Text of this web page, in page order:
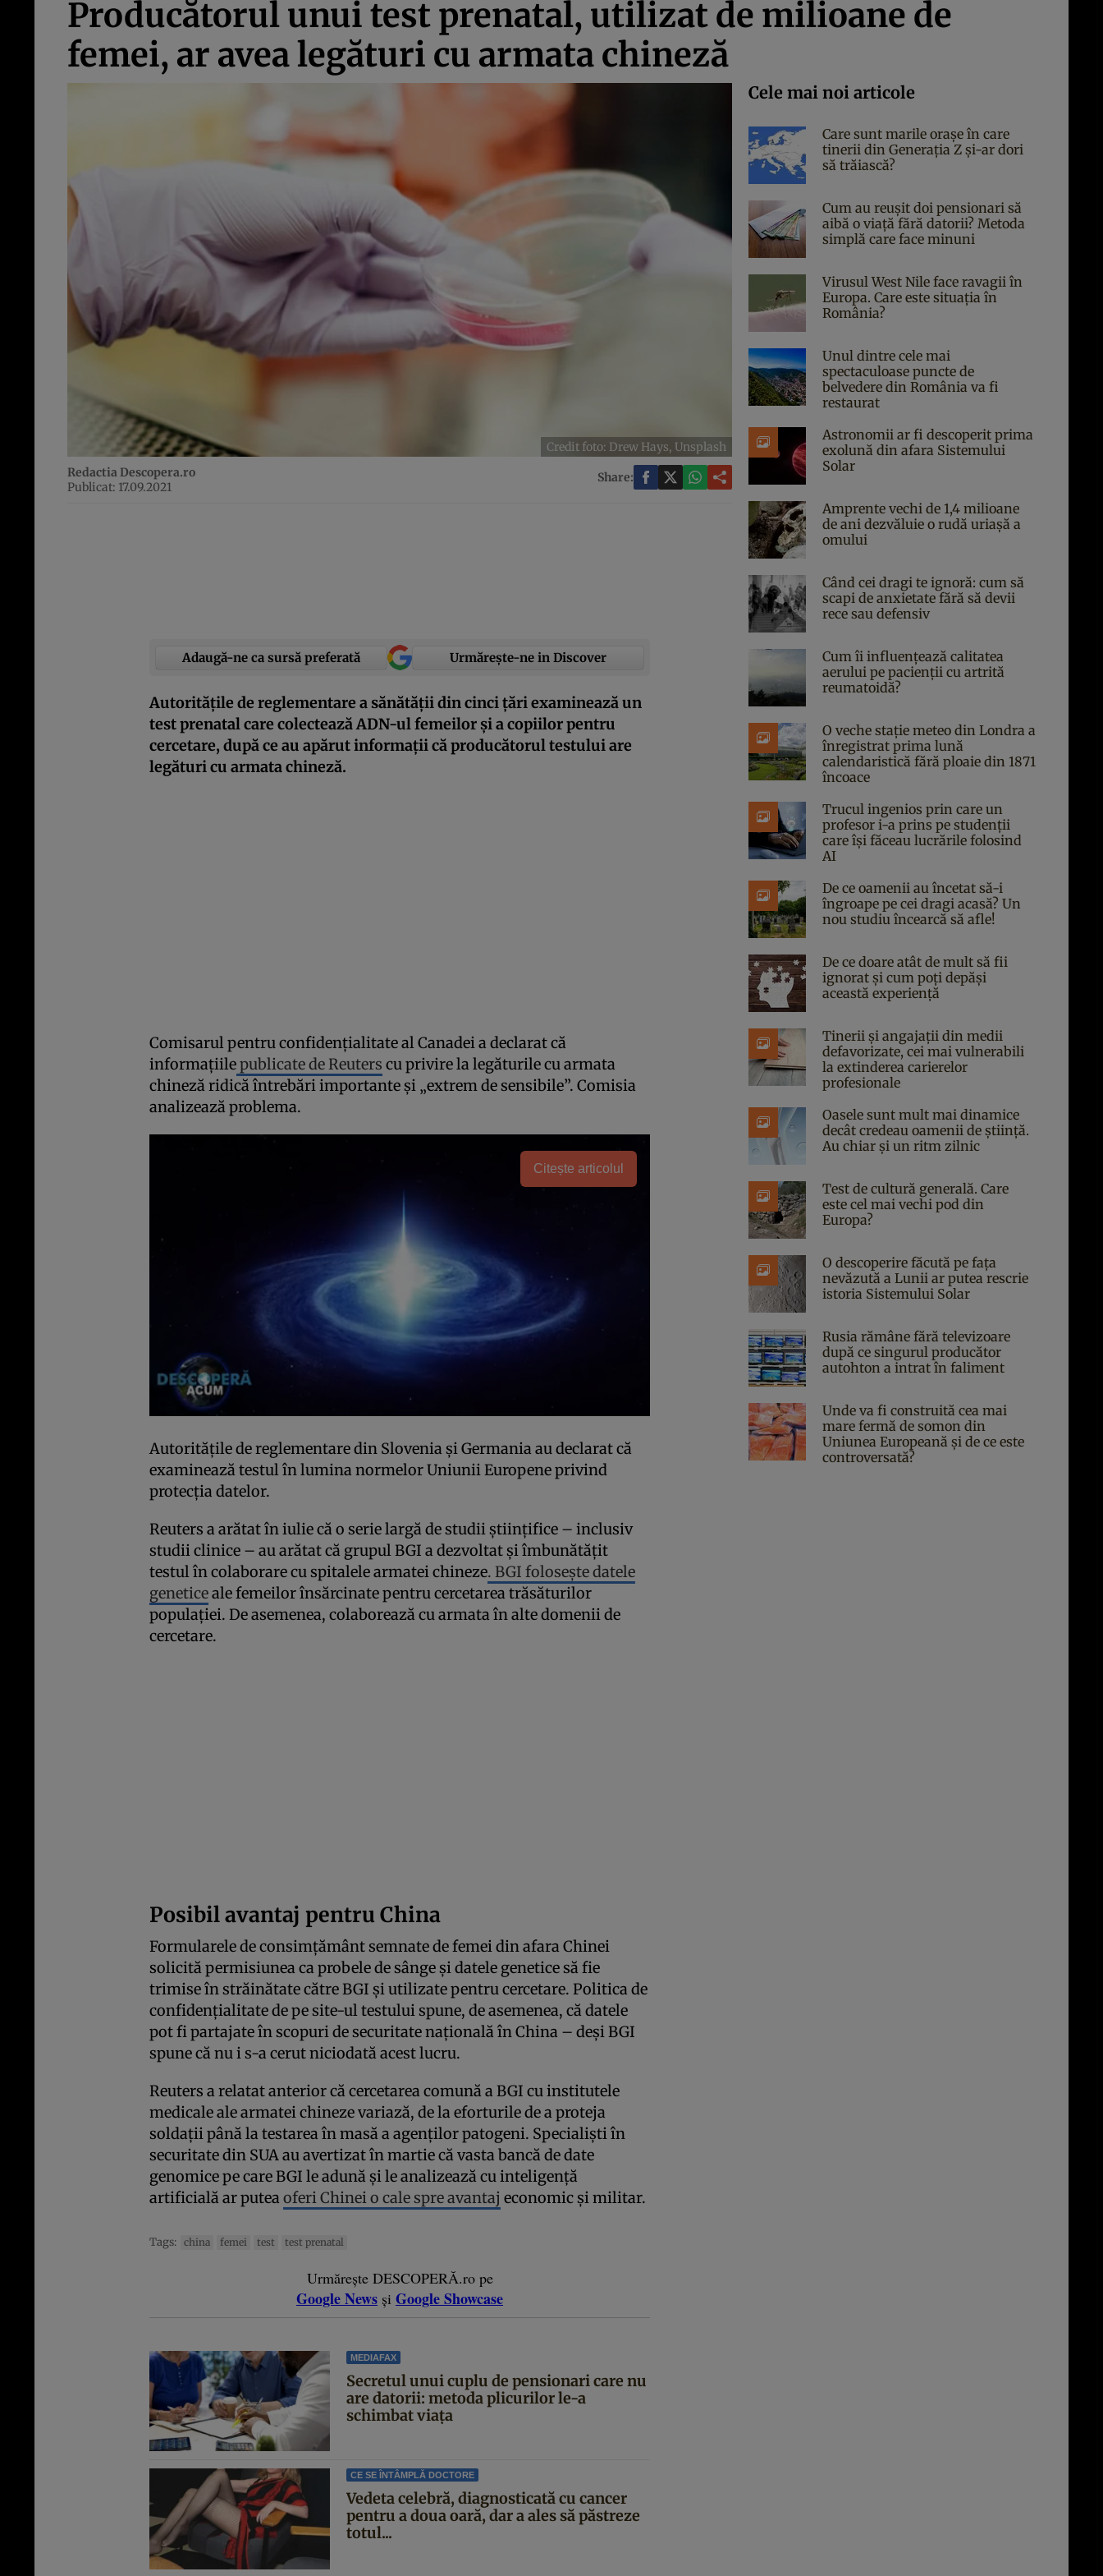
Producătorul unui test prenatal, utilizat de milioane de
femei, ar avea legături cu armata chineză
Credit foto: Drew Hays, Unsplash
Redactia Descopera.ro
Publicat: 17.09.2021
Share:
Adaugă-ne ca sursă preferată Urmărește-ne in Discover
Autorităţile de reglementare a sănătăţii din cinci ţări examinează un
test prenatal care colectează ADN-ul femeilor şi a copiilor pentru
cercetare, după ce au apărut informaţii că producătorul testului are
legături cu armata chineză.
Comisarul pentru confidenţialitate al Canadei a declarat că
informaţiilepublicate de Reuters cu privire la legăturile cu armata
chineză ridică întrebări importante şi „extrem de sensibile”. Comisia
analizează problema.
Citește articolul
Autorităţile de reglementare din Slovenia şi Germania au declarat că
examinează testul în lumina normelor Uniunii Europene privind
protecţia datelor.
Reuters a arătat în iulie că o serie largă de studii ştiinţifice – inclusiv
studii clinice – au arătat că grupul BGI a dezvoltat şi îmbunătăţit
testul în colaborare cu spitalele armatei chineze. BGI foloseşte datele
geneticeale femeilor însărcinate pentru cercetarea trăsăturilor
populaţiei. De asemenea, colaborează cu armata în alte domenii de
cercetare.
Posibil avantaj pentru China
Formularele de consimţământ semnate de femei din afara Chinei
solicită permisiunea ca probele de sânge şi datele genetice să fie
trimise în străinătate către BGI şi utilizate pentru cercetare. Politica de
confidenţialitate de pe site-ul testului spune, de asemenea, că datele
pot fi partajate în scopuri de securitate naţională în China – deşi BGI
spune că nu i s-a cerut niciodată acest lucru.
Reuters a relatat anterior că cercetarea comună a BGI cu institutele
medicale ale armatei chineze variază, de la eforturile de a proteja
soldaţii până la testarea în masă a agenţilor patogeni. Specialişti în
securitate din SUA au avertizat în martie că vasta bancă de date
genomice pe care BGI le adună şi le analizează cu inteligenţă
artificială ar puteaoferi Chinei o cale spre avantaj economic şi militar.
Tags: china femei test test prenatal
Urmărește DESCOPERĂ.ro pe
Google News și Google Showcase
MEDIAFAX
Secretul unui cuplu de pensionari care nu
are datorii: metoda plicurilor le-a
schimbat viața
CE SE ÎNTÂMPLĂ DOCTORE
Vedeta celebră, diagnosticată cu cancer
pentru a doua oară, dar a ales să păstreze
totul...
Cele mai noi articole
Care sunt marile orașe în care
tinerii din Generația Z și-ar dori
să trăiască?
Cum au reușit doi pensionari să
aibă o viață fără datorii? Metoda
simplă care face minuni
Virusul West Nile face ravagii în
Europa. Care este situația în
România?
Unul dintre cele mai
spectaculoase puncte de
belvedere din România va fi
restaurat
Astronomii ar fi descoperit prima
exolună din afara Sistemului
Solar
Amprente vechi de 1,4 milioane
de ani dezvăluie o rudă uriașă a
omului
Când cei dragi te ignoră: cum să
scapi de anxietate fără să devii
rece sau defensiv
Cum îi influențează calitatea
aerului pe pacienții cu artrită
reumatoidă?
O veche stație meteo din Londra a
înregistrat prima lună
calendaristică fără ploaie din 1871
încoace
Trucul ingenios prin care un
profesor i-a prins pe studenții
care își făceau lucrările folosind
AI
De ce oamenii au încetat să-i
îngroape pe cei dragi acasă? Un
nou studiu încearcă să afle!
De ce doare atât de mult să fii
ignorat și cum poți depăși
această experiență
Tinerii și angajații din medii
defavorizate, cei mai vulnerabili
la extinderea carierelor
profesionale
Oasele sunt mult mai dinamice
decât credeau oamenii de știință.
Au chiar și un ritm zilnic
Test de cultură generală. Care
este cel mai vechi pod din
Europa?
O descoperire făcută pe fața
nevăzută a Lunii ar putea rescrie
istoria Sistemului Solar
Rusia rămâne fără televizoare
după ce singurul producător
autohton a intrat în faliment
Unde va fi construită cea mai
mare fermă de somon din
Uniunea Europeană și de ce este
controversată?